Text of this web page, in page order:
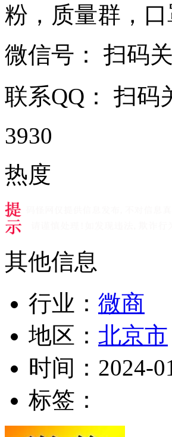
粉，质量群，
微信号： 扫码
联系QQ： 扫码
3930
热度
其他信息
行业： 微商
地区： 北京市
时间： 2024-
标签：